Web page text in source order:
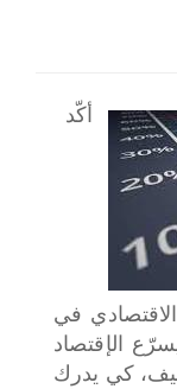
اختر بلدا/بلدان
أكّد
في
الإقتصاد
كي يدرك